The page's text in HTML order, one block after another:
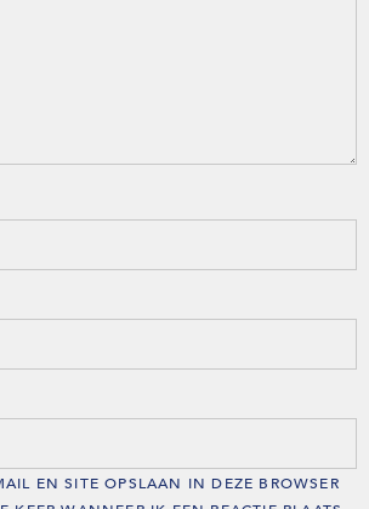
EN SITE OPSLAAN IN DEZE BROWSER